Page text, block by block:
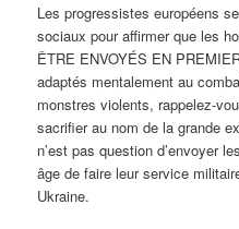
Les progressistes européens
sociaux pour affirmer que les
ÊTRE ENVOYÉS EN
adaptés mentalement au
monstres violents, rappelez-
sacrifier au nom de la grande
n’est pas question d’envoyer
âge de faire leur service
Ukraine.